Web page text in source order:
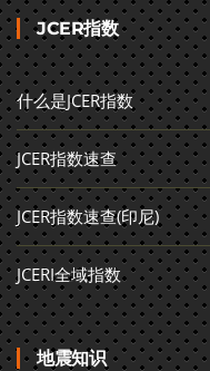
JCER指数
什么是JCER指数
JCER指数速查
JCER指数速查(印尼)
JCERI全域指数
地震知识